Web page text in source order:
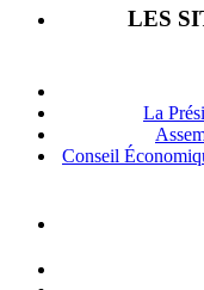
LES
La
Conseil